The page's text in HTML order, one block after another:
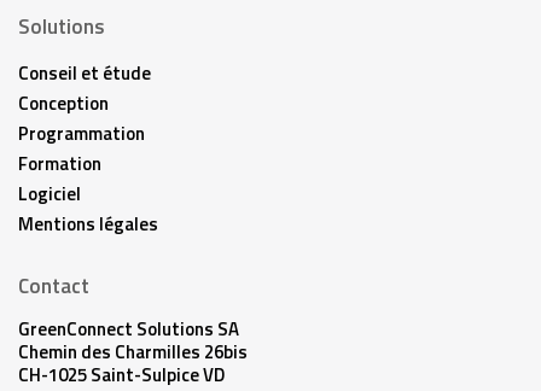
Solutions
Conseil et étude
Conception
Programmation
Formation
Logiciel
Mentions légales
Contact
GreenConnect Solutions SA
Chemin des Charmilles 26bis
CH-1025 Saint-Sulpice VD